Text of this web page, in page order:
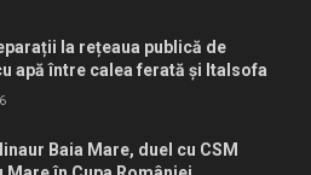
la rețeaua publică de
apă între calea ferată și Italsofa
Baia Mare, duel cu CSM